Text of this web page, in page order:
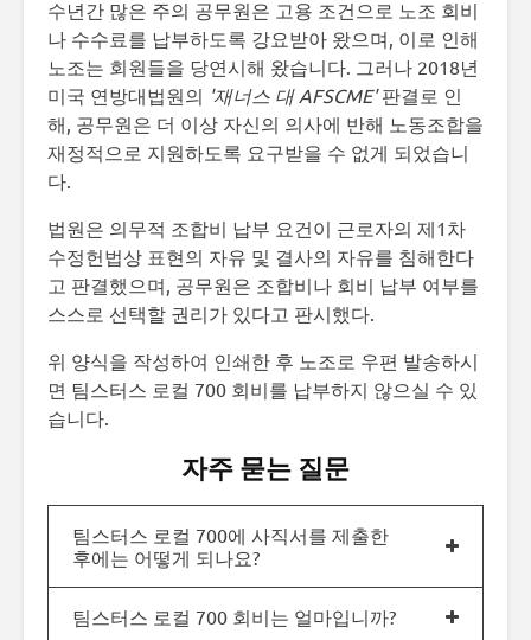
수년간 많은 주의 공무원은 고용 조건으로 노조 회비
나 수수료를 납부하도록 강요받아 왔으며, 이로 인해
노조는 회원들을 당연시해 왔습니다. 그러나 2018년
미국 연방대법원의 '재너스 대 AFSCME'판결로 인
해, 공무원은 더 이상 자신의 의사에 반해 노동조합을
재정적으로 지원하도록 요구받을 수 없게 되었습니
다.
법원은 의무적 조합비 납부 요건이 근로자의 제1차
수정헌법상 표현의 자유 및 결사의 자유를 침해한다
고 판결했으며, 공무원은 조합비나 회비 납부 여부를
스스로 선택할 권리가 있다고 판시했다.
위 양식을 작성하여 인쇄한 후 노조로 우편 발송하시
면 팀스터스 로컬 700 회비를 납부하지 않으실 수 있
습니다.
자주 묻는 질문
팀스터스 로컬 700에 사직서를 제출한
후에는 어떻게 되나요?
팀스터스 로컬 700 회비는 얼마입니까?